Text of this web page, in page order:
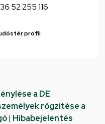
52 255 116
profil
a DE
rögzítése a
| Hibabejelentés